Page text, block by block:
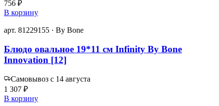
756 ₽
В корзину
арт. 81229155 · By Bone
Блюдо овальное 19*11 см Infinity By Bone
Innovation [12]
Самовывоз с 14 августа
1 307 ₽
В корзину